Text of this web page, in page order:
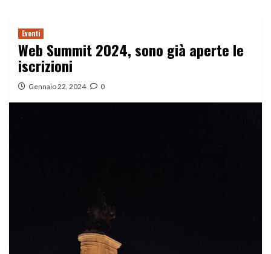
Eventi
Web Summit 2024, sono già aperte le
iscrizioni
Gennaio 22, 2024 0